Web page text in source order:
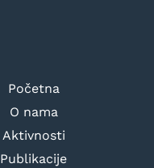
Početna
O nama
Aktivnosti
Publikacije